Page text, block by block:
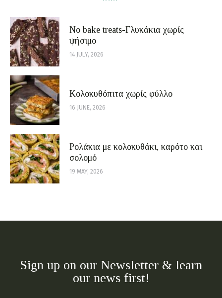
No bake treats-Γλυκάκια χωρίς
ψήσιμο
14 JULY, 2026
Κολοκυθόπιτα χωρίς φύλλο
16 JUNE, 2026
Ρολάκια με κολοκυθάκι, καρότο και
σολομό
19 MAY, 2026
Sign up on our Newsletter & learn
our news first!